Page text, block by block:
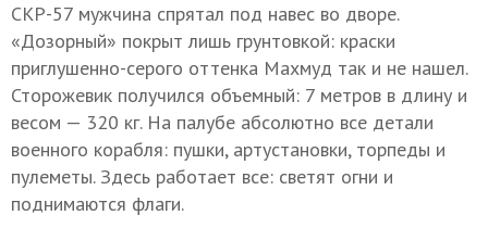
СКР-57 мужчина спрятал под навес во дворе.
«Дозорный» покрыт лишь грунтовкой: краски
приглушенно-серого оттенка Махмуд так и не нашел.
Сторожевик получился объемный: 7 метров в длину и
весом — 320 кг. На палубе абсолютно все детали
военного корабля: пушки, артустановки, торпеды и
пулеметы. Здесь работает все: светят огни и
поднимаются флаги.